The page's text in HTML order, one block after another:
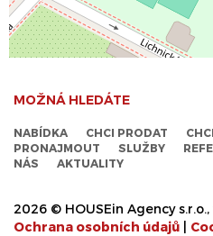
MOŽNÁ HLEDÁTE
NABÍDKA CHCI PRODAT
CHCI
PRONAJMOUT
SLUŽBY
NÁS
AKTUALITY
2026 © HOUSEin Agency
Ochrana osobních údajů